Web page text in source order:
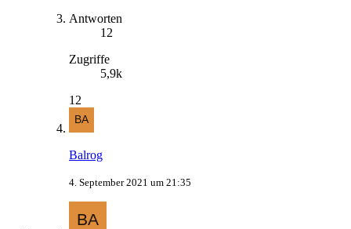
Antworten
12
Zugriffe
5,9k
12
Balrog
4. September 2021 um 21:35